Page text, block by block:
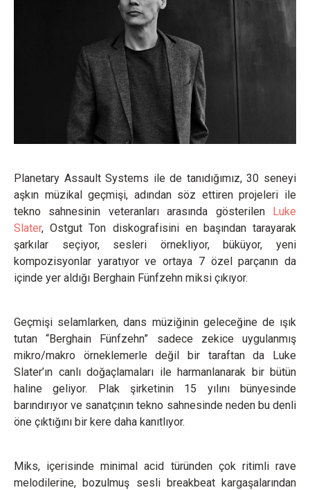
Planetary Assault Systems ile de tanıdığımız, 30 seneyi
aşkın müzikal geçmişi, adından söz ettiren projeleri ile
tekno sahnesinin veteranları arasında gösterilen Luke
Slater, Ostgut Ton diskografisini en başından tarayarak
şarkılar seçiyor, sesleri örnekliyor, büküyor, yeni
kompozisyonlar yaratıyor ve ortaya 7 özel parçanın da
içinde yer aldığı Berghain Fünfzehn miksi çıkıyor.
Geçmişi selamlarken, dans müziğinin geleceğine de ışık
tutan “Berghain Fünfzehn” sadece zekice uygulanmış
mikro/makro örneklemerle değil bir taraftan da Luke
Slater’ın canlı doğaçlamaları ile harmanlanarak bir bütün
haline geliyor. Plak şirketinin 15 yılını bünyesinde
barındırıyor ve sanatçının tekno sahnesinde neden bu denli
öne çıktığını bir kere daha kanıtlıyor.
Miks, içerisinde minimal acid türünden çok ritimli rave
melodilerine, bozulmuş sesli breakbeat kargaşalarından